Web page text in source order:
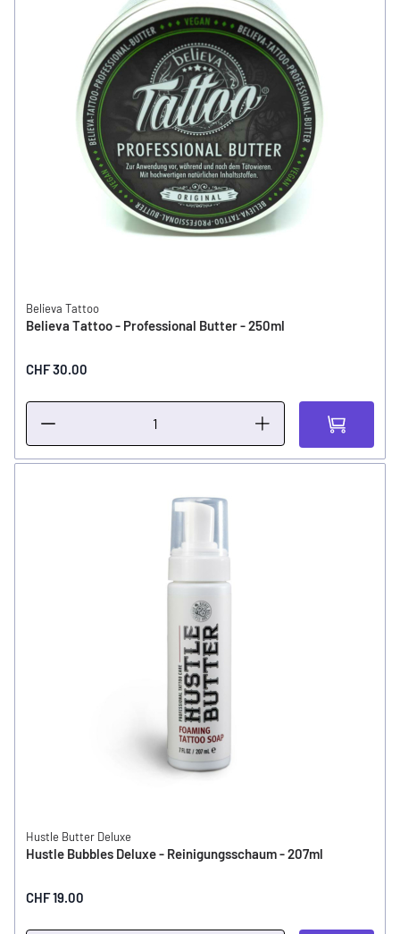
Believa Tattoo
Believa Tattoo - Professional Butter - 250ml
CHF 30.00
Hustle Butter Deluxe
Hustle Bubbles Deluxe - Reinigungsschaum - 207ml
CHF 19.00